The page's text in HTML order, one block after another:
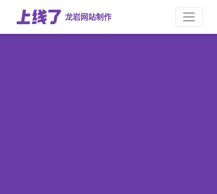
龙岩网站制作